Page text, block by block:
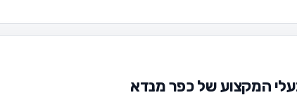
המקצוע של כפר מנדא